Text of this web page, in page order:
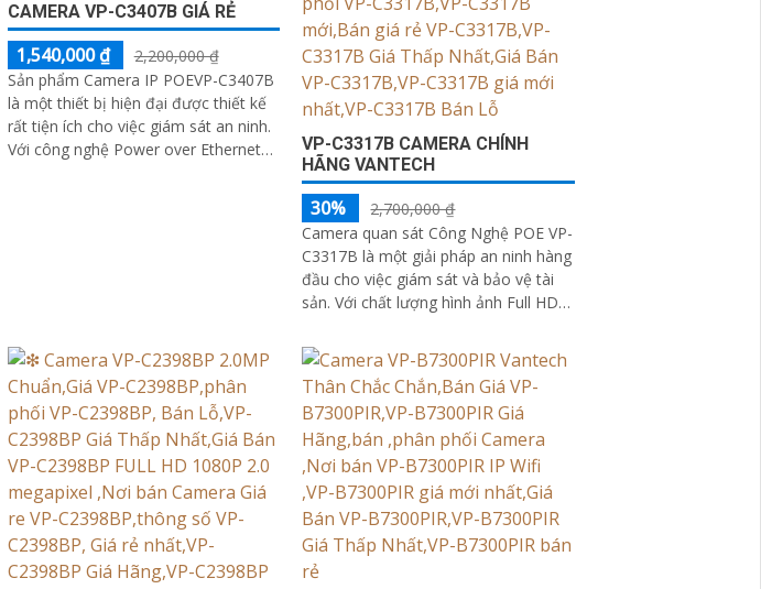
CAMERA VP-C3407B GIÁ RẺ
1,540,000 ₫
2,200,000 ₫
Sản phẩm Camera IP POEVP-C3407B
là một thiết bị hiện đại được thiết kế
rất tiện ích cho việc giám sát an ninh.
Với công nghệ Power over Ethernet
VP-C3317B CAMERA CHÍNH
HÃNG VANTECH
30%
2,700,000 ₫
Camera quan sát Công Nghệ POE VP-
C3317B là một giải pháp an ninh hàng
đầu cho việc giám sát và bảo vệ tài
sản. Với chất lượng hình ảnh Full HD
rõ nét và chi tiết